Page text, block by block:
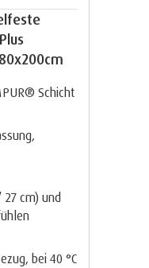
Schicht
cm) und
bei 40 °C